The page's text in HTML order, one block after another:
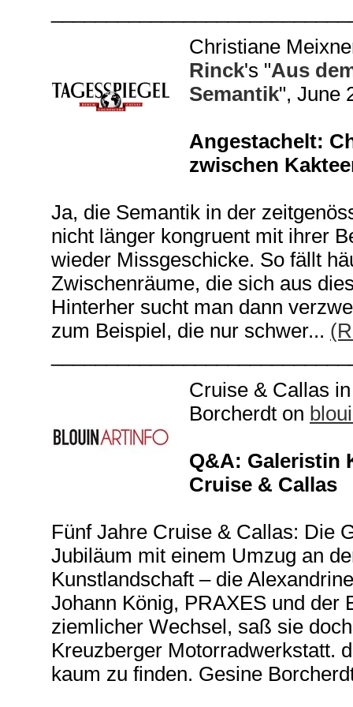
Christiane
Rinck's "Aus
Semantik", June
Angestachelt:
zwischen
Ja, die Semantik in der
nicht länger kongruent mit ihrer
wieder Missgeschicke. So fällt
Zwischenräume, die sich aus
Hinterher sucht man dann
zum Beispiel, die nur schwer...
Cruise & Callas
Borcherdt on
Q&A: Galeristin
Cruise & Callas
Fünf Jahre Cruise & Callas: Die
Jubiläum mit einem Umzug an
Kunstlandschaft – die
Johann König, PRAXES und der
ziemlicher Wechsel, saß sie
Kreuzberger Motorradwerkstatt.
kaum zu finden. Gesine